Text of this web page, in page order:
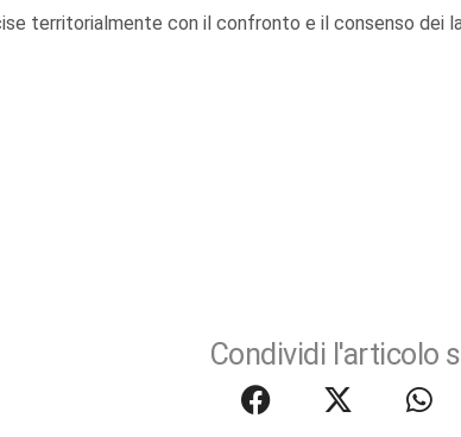
territorialmente con il confronto e il consenso dei
Condividi l'articolo